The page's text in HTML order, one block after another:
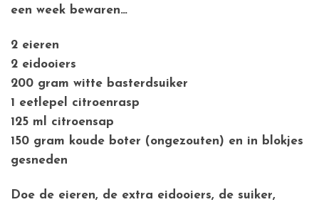
een week bewaren…
2 eieren
2 eidooiers
200 gram witte basterdsuiker
1 eetlepel citroenrasp
125 ml citroensap
150 gram koude boter (ongezouten) en in blokjes
gesneden
Doe de eieren, de extra eidooiers, de suiker,